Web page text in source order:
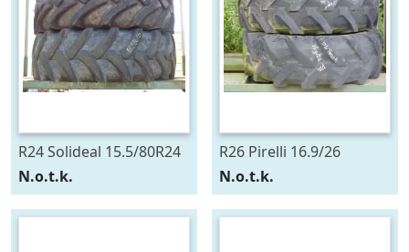
R24 Solideal 15.5/80R24
N.o.t.k.
R26 Pirelli 16.9/26
N.o.t.k.